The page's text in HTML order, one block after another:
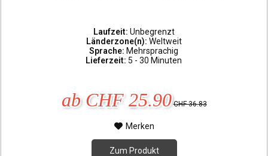
Laufzeit: Unbegrenzt
Länderzone(n): Weltweit
Sprache: Mehrsprachig
Lieferzeit: 5 - 30 Minuten
ab CHF 25.90 CHF 36.83
Merken
Zum Produkt